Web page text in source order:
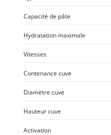
Tecla
TecnoGen
Tellarini Pompe
Tenco
Tineco
Titania
Tornado
Capacité de pâte
Hydratation maximale
Vitesses
Contenance cuve
Diamètre cuve
Hauteur cuve
Activation